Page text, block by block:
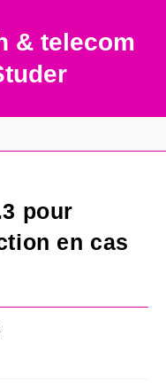
& telecom
pour
en cas